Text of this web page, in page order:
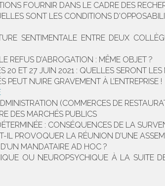
FOURNIR DANS LE CADRE DES
SONT LES CONDITIONS
SENTIMENTALE ENTRE DEUX
REFUS D’ABROGATION : MÊME OBJET ?
20 ET 27 JUIN 2021 : QUELLES SERONT
NUIRE GRAVEMENT À L’ENTREPRISE !
(COMMERCES DE
DES MARCHÉS PUBLICS
: CONSÉQUENCES DE LA
PROVOQUER LA RÉUNION D’UNE
MANDATAIRE AD HOC ?
OU NEUROPSYCHIQUE À LA SUITE